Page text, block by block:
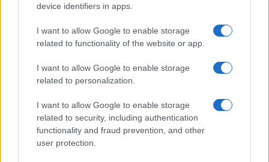
device identifiers in apps.
I want to allow Google to enable storage
related to functionality of the website or app.
I want to allow Google to enable storage
related to personalization.
I want to allow Google to enable storage
related to security, including authentication
functionality and fraud prevention, and other
user protection.
ICA Milano presenta mostre, concerti e letture per
l’autunno 2026
Matteo Pellegrino · 6 Ago 2026